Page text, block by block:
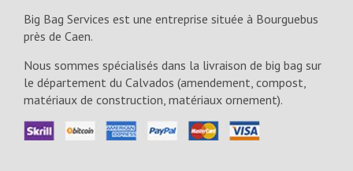
Big Bag Services est une entreprise située à Bourguebus
près de Caen.
Nous sommes spécialisés dans la livraison de big bag sur
le département du Calvados (amendement, compost,
matériaux de construction, matériaux ornement).